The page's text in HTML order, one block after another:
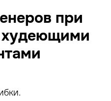
при
худеющими